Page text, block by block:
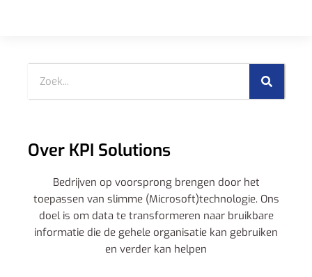
Over KPI Solutions
Bedrijven op voorsprong brengen door het
toepassen van slimme (Microsoft)technologie. Ons
doel is om data te transformeren naar bruikbare
informatie die de gehele organisatie kan gebruiken
en verder kan helpen